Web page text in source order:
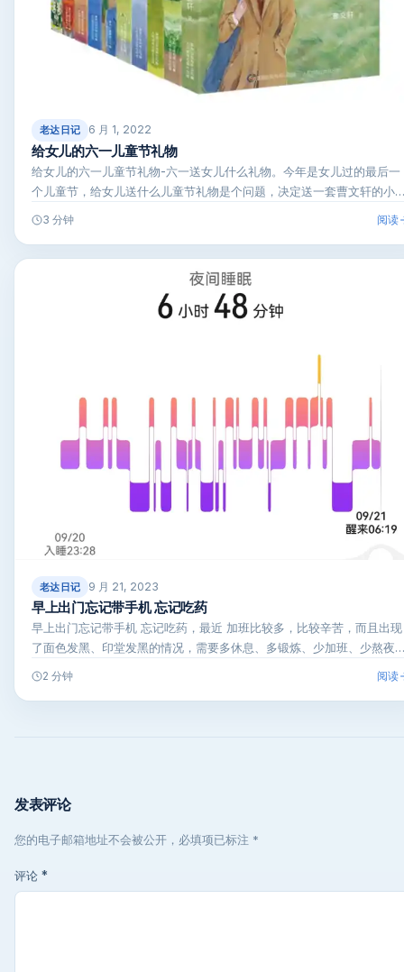
老达日记 6 月 1, 2022
给女儿的六一儿童节礼物
给女儿的六一儿童节礼物-六一送女儿什么礼物。今年是女儿过的最后一
个儿童节，给女儿送什么儿童节礼物是个问题，决定送一套曹文轩的小
3 分钟 阅读
老达日记 9 月 21, 2023
早上出门忘记带手机 忘记吃药
早上出门忘记带手机 忘记吃药，最近 加班比较多，比较辛苦，而且出现
了面色发黑、印堂发黑的情况，需要多休息、多锻炼、少加班、少熬夜
了…
2 分钟 阅读
发表评论
您的电子邮箱地址不会被公开，必填项已标注 *
评论 *